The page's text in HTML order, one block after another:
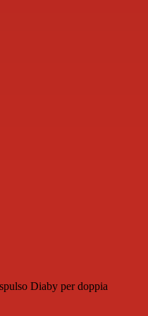
Diaby per doppia